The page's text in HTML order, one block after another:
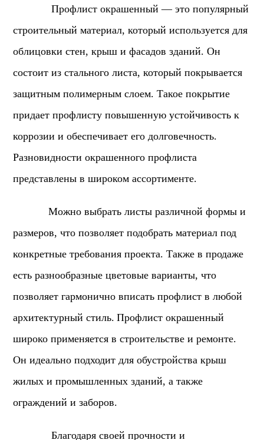
Профлист окрашенный — это популярный
строительный материал, который используется для
облицовки стен, крыш и фасадов зданий. Он
состоит из стального листа, который покрывается
защитным полимерным слоем. Такое покрытие
придает профлисту повышенную устойчивость к
коррозии и обеспечивает его долговечность.
Разновидности окрашенного профлиста
представлены в широком ассортименте.
Можно выбрать листы различной формы и
размеров, что позволяет подобрать материал под
конкретные требования проекта. Также в продаже
есть разнообразные цветовые варианты, что
позволяет гармонично вписать профлист в любой
архитектурный стиль. Профлист окрашенный
широко применяется в строительстве и ремонте.
Он идеально подходит для обустройства крыш
жилых и промышленных зданий, а также
ограждений и заборов.
Благодаря своей прочности и